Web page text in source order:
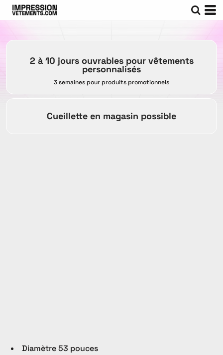
2 à 10 jours ouvrables pour vêtements
personnalisés
3 semaines pour produits promotionnels
Cueillette en magasin possible
Diamètre 53 pouces